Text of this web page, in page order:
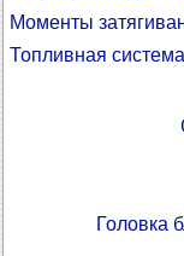
Моменты
Топливная
Головка